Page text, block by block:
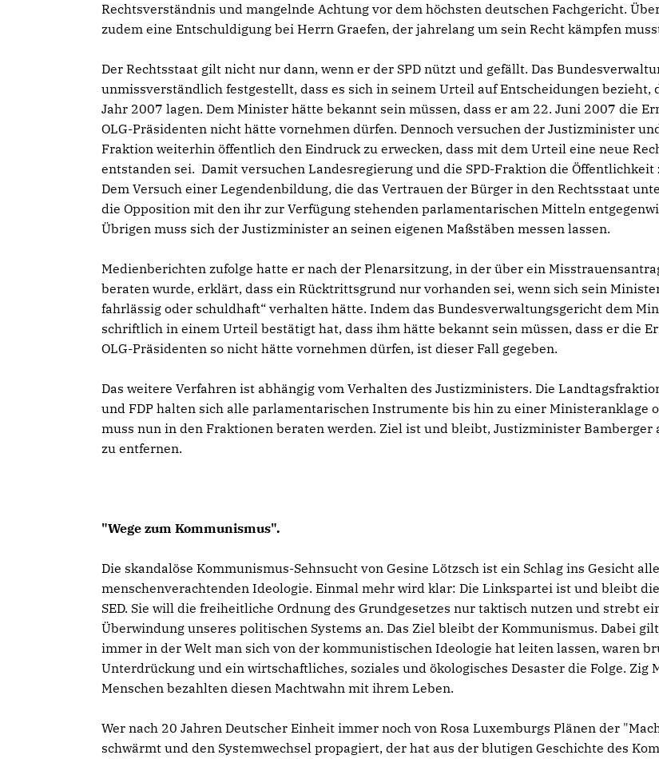
Rechtsverständnis und mangelnde Achtung vor dem höchsten deutschen Fachgericht.
zudem eine Entschuldigung bei Herrn Graefen, der jahrelang um sein Recht kämpfen
Der Rechtsstaat gilt nicht nur dann, wenn er der SPD nützt und gefällt. Das
unmissverständlich festgestellt, dass es sich in seinem Urteil auf Entscheidungen bezieht,
Jahr 2007 lagen. Dem Minister hätte bekannt sein müssen, dass er am 22. Juni 2007 die
OLG-Präsidenten nicht hätte vornehmen dürfen. Dennoch versuchen der Justizminister
Fraktion weiterhin öffentlich den Eindruck zu erwecken, dass mit dem Urteil eine neue
entstanden sei. Damit versuchen Landesregierung und die SPD-Fraktion die Öffentlichkeit
Dem Versuch einer Legendenbildung, die das Vertrauen der Bürger in den Rechtsstaat
die Opposition mit den ihr zur Verfügung stehenden parlamentarischen Mitteln
Übrigen muss sich der Justizminister an seinen eigenen Maßstäben messen lassen.
Medienberichten zufolge hatte er nach der Plenarsitzung, in der über ein
beraten wurde, erklärt, dass ein Rücktrittsgrund nur vorhanden sei, wenn sich sein
fahrlässig oder schuldhaft“ verhalten hätte. Indem das Bundesverwaltungsgericht dem
schriftlich in einem Urteil bestätigt hat, dass ihm hätte bekannt sein müssen, dass er die
OLG-Präsidenten so nicht hätte vornehmen dürfen, ist dieser Fall gegeben.
Das weitere Verfahren ist abhängig vom Verhalten des Justizministers. Die
und FDP halten sich alle parlamentarischen Instrumente bis hin zu einer Ministeranklage
muss nun in den Fraktionen beraten werden. Ziel ist und bleibt, Justizminister Bamberger
zu entfernen.
"Wege zum Kommunismus".
Die skandalöse Kommunismus-Sehnsucht von Gesine Lötzsch ist ein Schlag ins Gesicht
menschenverachtenden Ideologie. Einmal mehr wird klar: Die Linkspartei ist und bleibt
SED. Sie will die freiheitliche Ordnung des Grundgesetzes nur taktisch nutzen und strebt
Überwindung unseres politischen Systems an. Das Ziel bleibt der Kommunismus. Dabei
immer in der Welt man sich von der kommunistischen Ideologie hat leiten lassen, waren
Unterdrückung und ein wirtschaftliches, soziales und ökologisches Desaster die Folge. Zig
Menschen bezahlten diesen Machtwahn mit ihrem Leben.
Wer nach 20 Jahren Deutscher Einheit immer noch von Rosa Luxemburgs Plänen der
schwärmt und den Systemwechsel propagiert, der hat aus der blutigen Geschichte des